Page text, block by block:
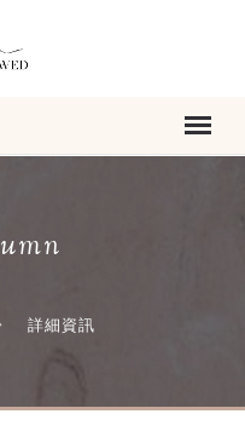
詳細資訊